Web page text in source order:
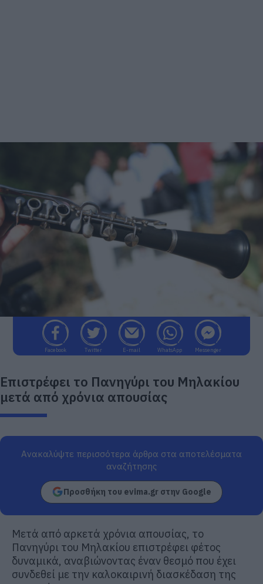
Facebook Twitter E-mail WhatsApp Messenger
Επιστρέφει το Πανηγύρι του Μηλακίου
μετά από χρόνια απουσίας
Ανακαλύψτε περισσότερα άρθρα στα αποτελέσματα
αναζήτησης
Προσθήκη του evima.gr στην Google
Μετά από αρκετά χρόνια απουσίας, το
Πανηγύρι του Μηλακίου επιστρέφει φέτος
δυναμικά, αναβιώνοντας έναν θεσμό που έχει
συνδεθεί με την καλοκαιρινή διασκέδαση της